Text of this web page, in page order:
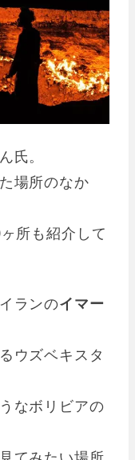
氏。
場所のなか
所も紹介して
ランのイマー
ウズベキスタ
なボリビアの